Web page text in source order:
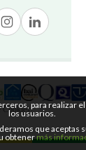
Cookiespara realizar
los usuarios.
que aceptas
obtenermás